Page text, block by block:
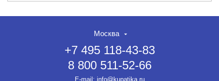
НЕТ СКИДКИ НА ТОВАР?!
ОФОРМЛЯЙТЕ ЗАКАЗ И
Москва
+7 495 118-43-83
8 800 511-52-66
E-mail: info@kupatika.ru